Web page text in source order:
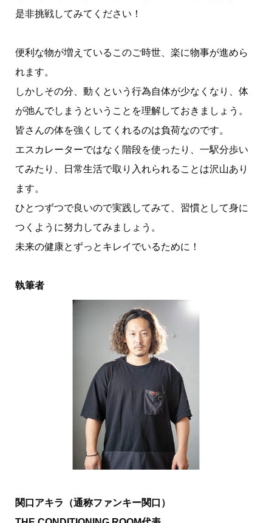
是非挑戦してみてください！
便利な物が増えているこのご時世、楽に物事が進めら
れます。
しかしその分、動くという行為自体が少なくなり、体
が弛んでしまうということを理解しておきましょう。
皆さんの体を強くしてくれるのは負荷なのです。
エスカレーターではなく階段を使ったり、一駅分歩い
てみたり、日常生活で取り入れられることは沢山あり
ます。
ひとつずつで良いので実践してみて、習慣として身に
つくように努力してみましょう。
未来の健康とずっとキレイでいるために！
執筆者
関口アキラ（通称ファンキー関口）